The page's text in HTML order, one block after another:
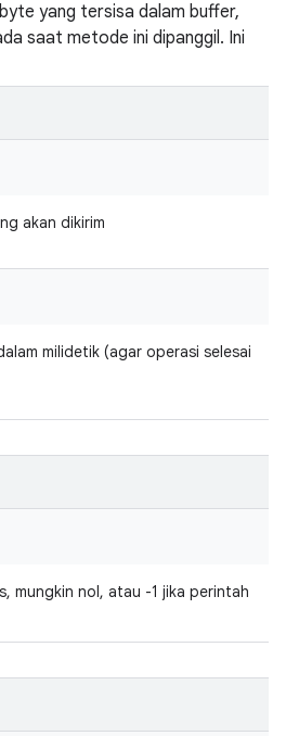
yang tersisa dalam buffer,
saat metode ini dipanggil. Ini
akan dikirim
milidetik (agar operasi selesai
mungkin nol, atau -1 jika perintah